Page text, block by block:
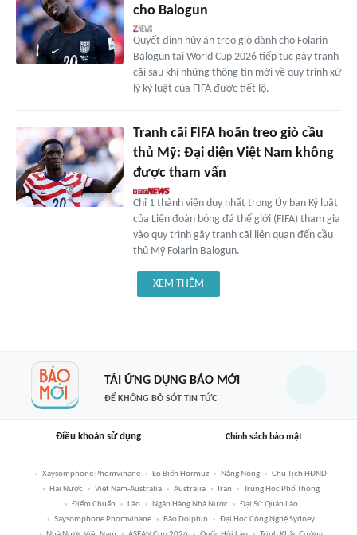
cho Balogun
Quyết định hủy án treo giò dành cho Folarin
Balogun tại World Cup 2026 tiếp tục gây tranh
cãi sau khi những thông tin mới về quy trình xử
lý kỷ luật của FIFA được tiết lộ.
Tranh cãi FIFA hoãn treo giò cầu
thủ Mỹ: Đại diện Việt Nam không
được tham vấn
Chỉ 1 thành viên duy nhất trong Ủy ban Kỷ luật
của Liên đoàn bóng đá thế giới (FIFA) tham gia
vào quy trình gây tranh cãi liên quan đến cầu
thủ Mỹ Folarin Balogun.
XEM THÊM
TẢI ỨNG DỤNG BÁO MỚI
ĐỂ KHÔNG BỎ SÓT TIN TỨC
Điều khoản sử dụng Chính sách bảo mật
Xaysomphone Phomvihane Eo Biển Hormuz Nắng Nóng
Chủ Tịch HĐND
Hai Nước
Việt Nam-Australia Australia Iran
Trung Học Phổ Thông
Điểm Chuẩn
Lào Ngân Hàng Nhà Nước
Đại Sứ Quán Lào
Saysomphone Phomvihane
Bão Dolphin
Đại Học Công Nghệ Sydney